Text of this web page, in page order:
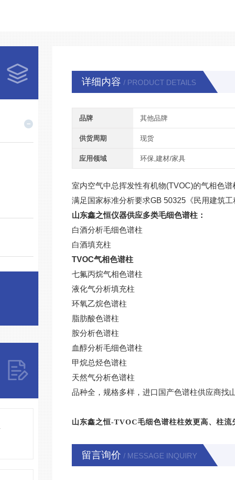
详细内容 / PRODUCT DETAILS
品牌 其他品牌
供货周期 现货
应用领域 环保,建材/家具
室内空气中总挥发性有机物(TVOC)的气相色
满足国家标准分析要求GB 50325《民用建筑工
山东鑫之恒仪器供应多类毛细色谱柱：
白酒分析毛细色谱柱
白酒填充柱
TVOC气相色谱柱
七氟丙烷气相色谱柱
液化气分析填充柱
环氧乙烷色谱柱
脂肪酸色谱柱
胺分析色谱柱
血醇分析毛细色谱柱
甲烷总烃色谱柱
天然气分析色谱柱
品种全，规格多样，进口国产色谱柱供应商找
山东鑫之恒-TVOC毛细色谱柱柱效更高、柱流
留言询价 / MESSAGE INQUIRY